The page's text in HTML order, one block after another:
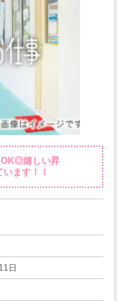
OK◎嬉しい昇
ます！！
日